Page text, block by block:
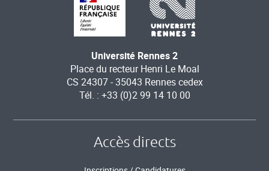
Université Rennes 2
Place du recteur Henri Le Moal
CS 24307 - 35043 Rennes cedex
Tél. : +33 (0)2 99 14 10 00
Accès directs